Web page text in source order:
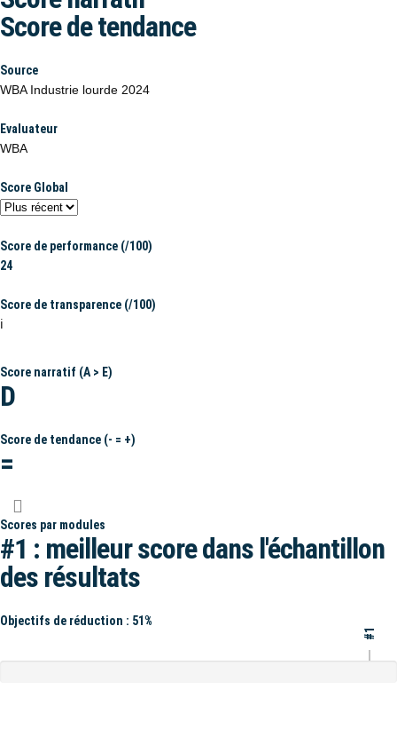
Score de tendance
Source
WBA Industrie lourde 2024
Evaluateur
WBA
Score Global
Score de performance (/100)
24
Score de transparence (/100)
ℹ️
Score narratif (A > E)
D
Score de tendance (- = +)
=
Scores par modules
#1 : meilleur score dans l'échantillon
des résultats
Objectifs de réduction : 51%
#1